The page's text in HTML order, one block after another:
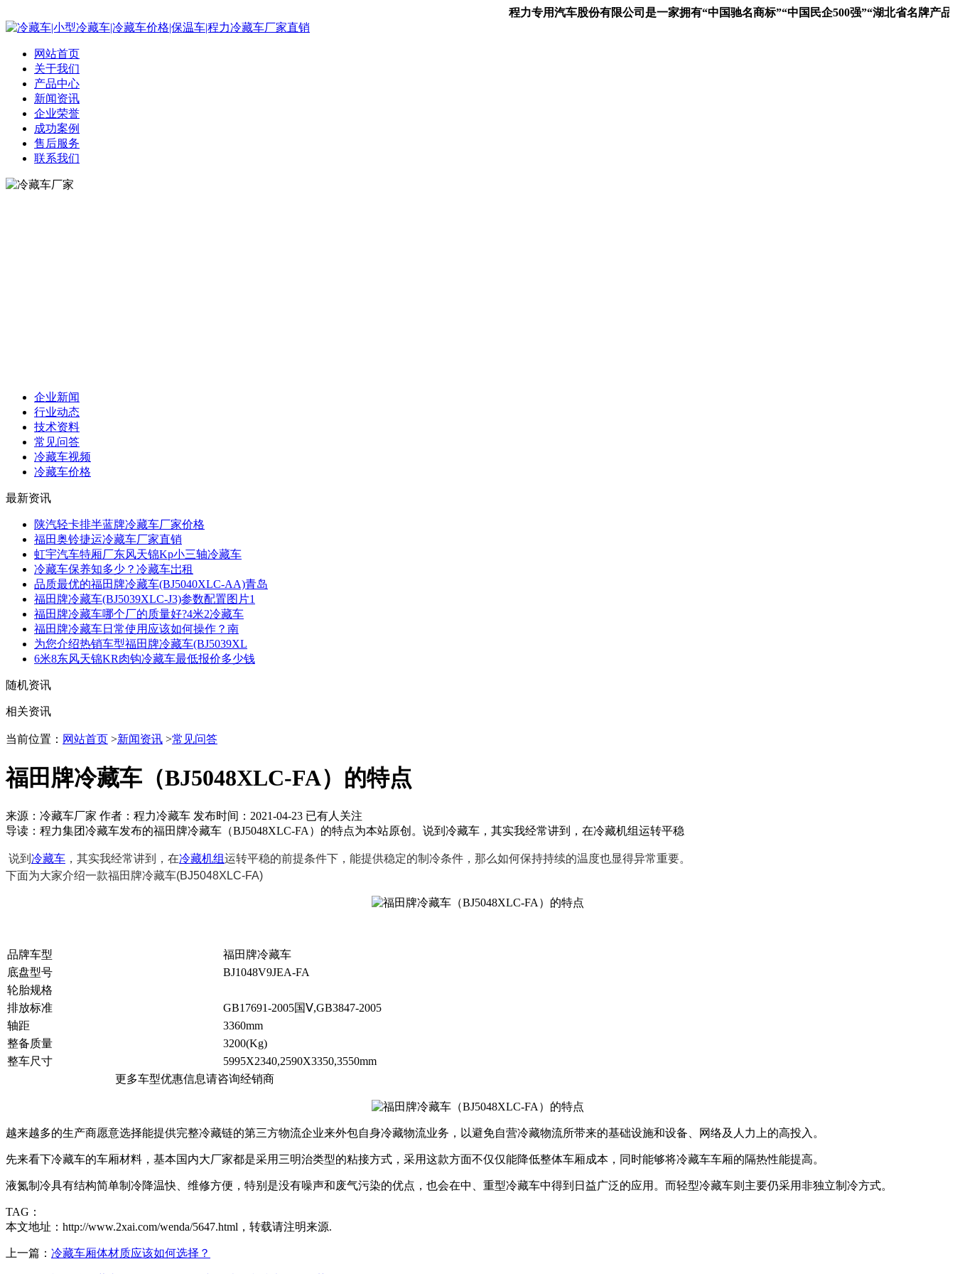
程力专用汽车股份有限公司是一家拥有“中国驰名商标”“中国民企500强”“湖北省名牌产品
网站首页
关于我们
产品中心
新闻资讯
企业荣誉
成功案例
售后服务
联系我们
企业新闻
行业动态
技术资料
常见问答
冷藏车视频
冷藏车价格
最新资讯
陕汽轻卡排半蓝牌冷藏车厂家价格
福田奥铃捷运冷藏车厂家直销
虹宇汽车特厢厂东风天锦Kp小三轴冷藏车
冷藏车保养知多少？冷藏车岀租
品质最优的福田牌冷藏车(BJ5040XLC-AA)青岛
福田牌冷藏车(BJ5039XLC-J3)参数配置图片1
福田牌冷藏车哪个厂的质量好?4米2冷藏车
福田牌冷藏车日常使用应该如何操作？南
为您介绍热销车型福田牌冷藏车(BJ5039XL
6米8东风天锦KR肉钩冷藏车最低报价多少钱
随机资讯
相关资讯
当前位置： 网站首页 >新闻资讯 >常见问答
福田牌冷藏车（BJ5048XLC-FA）的特点
来源：冷藏车厂家 作者：程力冷藏车 发布时间： 2021-04-23 已有人关注
导读： 程力集团冷藏车发布的福田牌冷藏车（BJ5048XLC-FA）的特点为本站原创。说到冷藏车，其实我经常讲到，在冷藏机组运转平稳
说到 冷藏车 ，其实我经常讲到，在冷藏机组运转平稳的前提条件下，能提供稳定的制冷条件，那么如何保持持续的温度也显得异常重要。
下面为大家介绍一款福田牌冷藏车(BJ5048XLC-FA)
品牌车型
福田牌冷藏车
底盘型号
BJ1048V9JEA-FA
轮胎规格
排放标准
GB17691-2005国Ⅴ,GB3847-2005
轴距
3360mm
整备质量
3200(Kg)
整车尺寸
5995X2340,2590X3350,3550mm
更多车型优惠信息请咨询经销商
越来越多的生产商愿意选择能提供完整冷藏链的第三方物流企业来外包自身冷藏物流业务，以避免自营冷藏物流所带来的基础设施和设备、网络及人力上的高投入。
先来看下冷藏车的车厢材料，基本国内大厂家都是采用三明治类型的粘接方式，采用这款方面不仅仅能降低整体车厢成本，同时能够将冷藏车车厢的隔热性能提高。
液氮制冷具有结构简单制冷降温快、维修方便，特别是没有噪声和废气污染的优点，也会在中、重型冷藏车中得到日益广泛的应用。 而轻型冷藏车则主要仍采用非独立制冷方式。
TAG：
本文地址：http://www.2xai.com/wenda/5647.html，转载请注明来源.
上一篇： 冷藏车厢体材质应该如何选择？